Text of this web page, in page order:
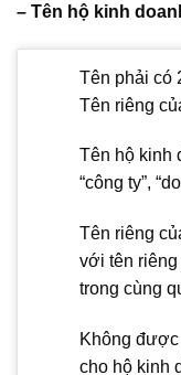
– Tên hộ kinh
Tên phải có
Tên riêng
Tên hộ kinh
“công ty”,
Tên riêng
với tên
trong cùng
Không được
cho hộ kinh